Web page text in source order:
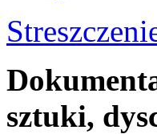
sztuki,